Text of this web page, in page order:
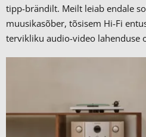
tipp-brändilt. Meilt leiab endale
muusikasõber, tõsisem Hi-Fi
tervikliku audio-video lahenduse